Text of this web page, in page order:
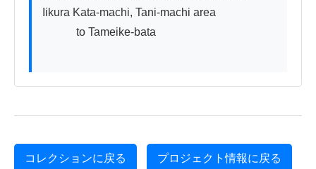
Iikura Kata-machi, Tani-machi area
to Tameike-bata
コレクションに戻る プロジェクト情報に戻る